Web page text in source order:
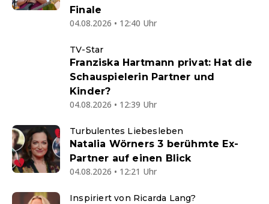
Finale
04.08.2026 • 12:40 Uhr
TV-Star
Franziska Hartmann privat: Hat die
Schauspielerin Partner und
Kinder?
04.08.2026 • 12:39 Uhr
Turbulentes Liebesleben
Natalia Wörners 3 berühmte Ex-
Partner auf einen Blick
04.08.2026 • 12:21 Uhr
Inspiriert von Ricarda Lang?